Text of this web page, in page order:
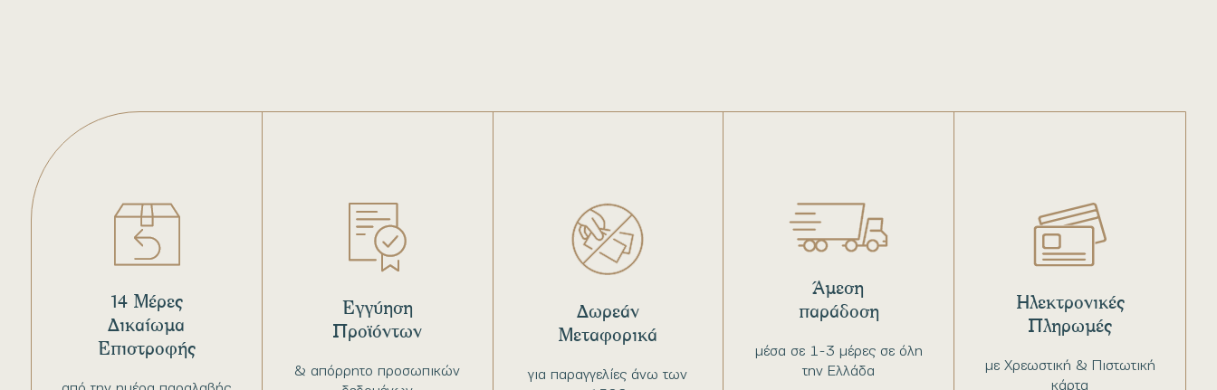
14 Μέρες
Δικαίωμα
Επιστροφής
& απόρρητο προσωπικών
Εγγύηση
Προϊόντων
για παραγγελίες άνω των
Δωρεάν
Μεταφορικά
μέσα σε 1-3 μέρες σε όλη
την Ελλάδα
Άμεση
παράδοση
με Χρεωστική & Πιστωτική
κάρτα
Ηλεκτρονικές
Πληρωμές